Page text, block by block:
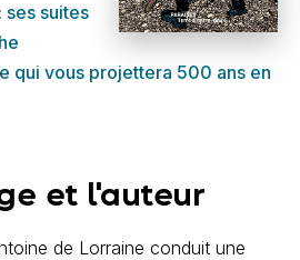
ses suites
qui vous projettera 500 ans en
et l'auteur
de Lorraine conduit une